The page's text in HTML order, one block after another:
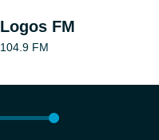
Logos FM
104.9 FM